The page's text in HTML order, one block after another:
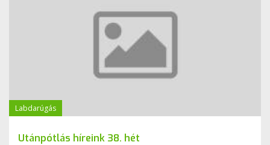
Labdarúgás
Utánpótlás híreink 38. hét